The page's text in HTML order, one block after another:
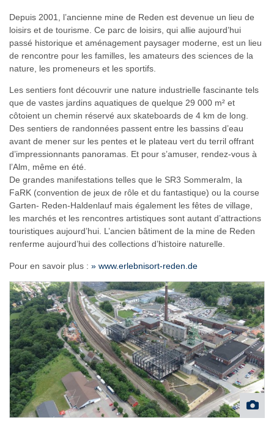
Depuis 2001, l’ancienne mine de Reden est devenue un lieu de
loisirs et de tourisme. Ce parc de loisirs, qui allie aujourd’hui
passé historique et aménagement paysager moderne, est un lieu
de rencontre pour les familles, les amateurs des sciences de la
nature, les promeneurs et les sportifs.
Les sentiers font découvrir une nature industrielle fascinante tels
que de vastes jardins aquatiques de quelque 29 000 m² et
côtoient un chemin réservé aux skateboards de 4 km de long.
Des sentiers de randonnées passent entre les bassins d’eau
avant de mener sur les pentes et le plateau vert du terril offrant
d’impressionnants panoramas. Et pour s’amuser, rendez-vous à
l’Alm, même en été.
De grandes manifestations telles que le SR3 Sommeralm, la
FaRK (convention de jeux de rôle et du fantastique) ou la course
Garten- Reden-Haldenlauf mais également les fêtes de village,
les marchés et les rencontres artistiques sont autant d’attractions
touristiques aujourd’hui. L’ancien bâtiment de la mine de Reden
renferme aujourd’hui des collections d’histoire naturelle.
Pour en savoir plus : » www.erlebnisort-reden.de